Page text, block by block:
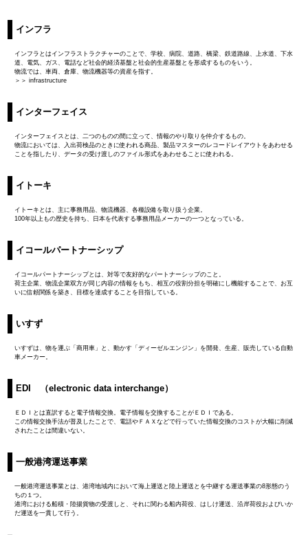
インフラ
インフラとはインフラストラクチャーのことで、学校、病院、道路、橋梁、鉄道路線、上水道、下水
道、電気、ガス、電話など社会的経済基盤と社会的生産基盤とを形成するものをいう。
物流では、車両、倉庫、物流機器等の資産を指す。
＞＞ infrastructure
インターフェイス
インターフェイスとは、二つのものの間に立って、情報のやり取りを仲介するもの。
物流においては、入出荷検品のときに使われる商品、製品マスターのレコードレイアウトをあわせる
ことを指したり、データの受け渡しのファイル形式をあわせることに使われる。
イトーキ
イトーキとは、主に事務用品、物流機器、各種設備を取り扱う企業。
100年以上もの歴史を持ち、日本を代表する事務用品メーカーの一つとなっている。
イコールパートナーシップ
イコールパートナーシップとは、対等で友好的なパートナーシップのこと。
荷主企業、物流企業双方が同じ内容の情報をもち、相互の役割分担を明確にし機能することで、お互
いに信頼関係を築き、目標を達成することを目指している。
いすず
いすずは、物を運ぶ「商用車」と、動かす「ディーゼルエンジン」を開発、生産、販売している自動
車メーカー。
EDI （electronic data interchange）
ＥＤＩとは直訳すると電子情報交換。電子情報を交換することがＥＤＩである。
この情報交換手法が普及したことで、電話やＦＡＸなどで行っていた情報交換のコストが大幅に削減
されたことは間違いない。
一般港湾運送事業
一般港湾運送事業とは、港湾地域内において海上運送と陸上運送とを中継する運送事業の8形態のう
ちの１つ。
港湾における船積・陸揚貨物の受渡しと、それに関わる船内荷役、はしけ運送、沿岸荷役およびいか
だ運送を一貫して行う。